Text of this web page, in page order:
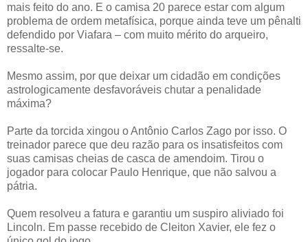
mais feito do ano. E o camisa 20 parece estar com algum
problema de ordem metafísica, porque ainda teve um pênalti
defendido por Viafara – com muito mérito do arqueiro,
ressalte-se.
Mesmo assim, por que deixar um cidadão em condições
astrologicamente desfavoráveis chutar a penalidade
máxima?
Parte da torcida xingou o Antônio Carlos Zago por isso. O
treinador parece que deu razão para os insatisfeitos com
suas camisas cheias de casca de amendoim. Tirou o
jogador para colocar Paulo Henrique, que não salvou a
pátria.
Quem resolveu a fatura e garantiu um suspiro aliviado foi
Lincoln. Em passe recebido de Cleiton Xavier, ele fez o